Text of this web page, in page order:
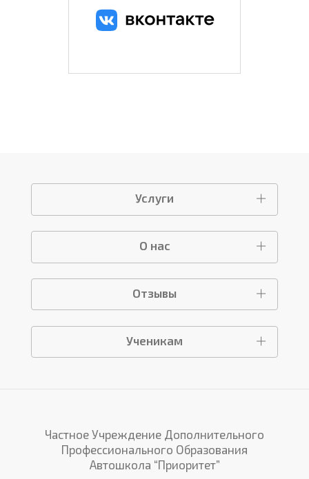
Услуги
О нас
Отзывы
Ученикам
Частное Учреждение Дополнительного
Профессионального Образования
Автошкола “Приоритет”